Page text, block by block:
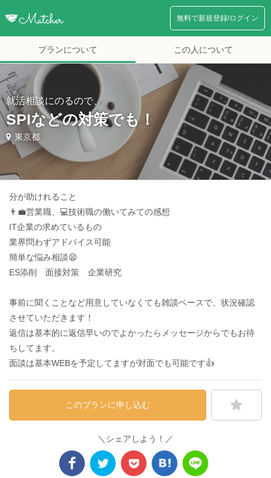
無料で新規登録/ログイン
プランについて この人について
就活相談にのるので、
SPIなどの対策でも！
東京都
分が助けれること
👨‍💼営業職、💻技術職の働いてみての感想
IT企業の求めているもの
業界問わずアドバイス可能
簡単な悩み相談😫
ES添削 面接対策 企業研究
事前に聞くことなど用意していなくても雑談ベースで、状況確認
させていただきます！
返信は基本的に返信早いのでよかったらメッセージからでもお待
ちしてます。
面談は基本WEBを予定してますが対面でも可能です👍
このプランに申し込む
＼シェアしよう！／